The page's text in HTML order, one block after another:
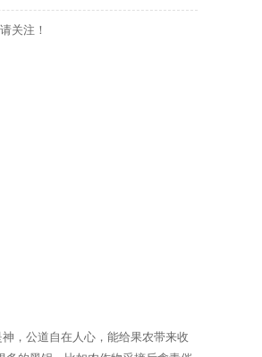
关注！
，公道自在人心，能给果农带来收